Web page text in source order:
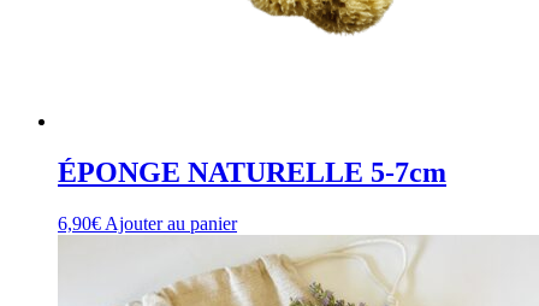
ÉPONGE NATURELLE 5-7cm
6,90€ Ajouter au panier